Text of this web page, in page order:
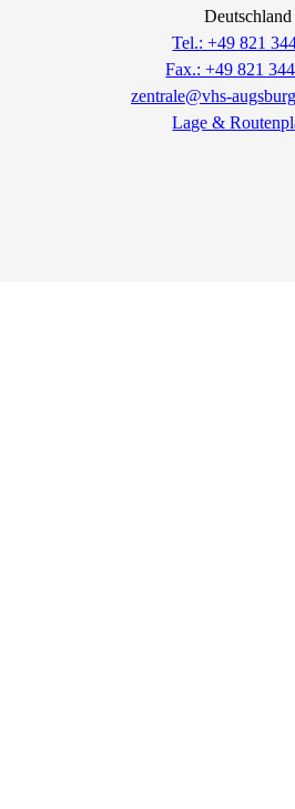
Deutschland
Tel.: +49 821
Fax.: +49 821
zentrale@vhs-
Lage &